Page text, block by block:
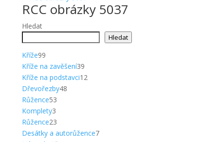
RCC obrázky 5037
Hledat
Hledat
Kříže9999
produktů
Kříže na zavěšení3939
produktů
Kříže na podstavci1212
Dřevořezby4848
Růžence5353
Komplety33
produkty
Růžence2323
produktů
Desátky a autorůžence77